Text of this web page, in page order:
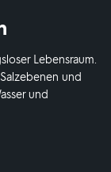
Lebensraum.
und
und